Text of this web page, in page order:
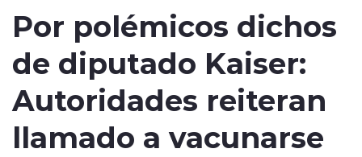
DEPORTES ENTREVISTAS
modo claro
Por polémicos dichos
de diputado Kaiser:
Autoridades reiteran
llamado a vacunarse